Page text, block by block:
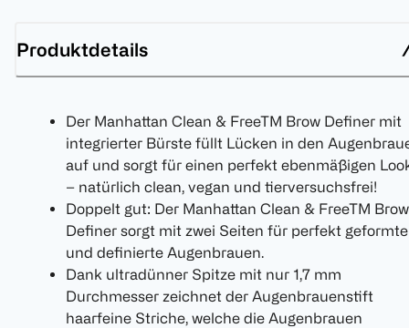
Produktdetails
Der Manhattan Clean & FreeTM Brow Definer mit
integrierter Bürste füllt Lücken in den
auf und sorgt für einen perfekt ebenmäßigen
– natürlich clean, vegan und tierversuchsfrei!
Doppelt gut: Der Manhattan Clean & FreeTM Brow
Definer sorgt mit zwei Seiten für perfekt geformte
und definierte Augenbrauen.
Dank ultradünner Spitze mit nur 1,7 mm
Durchmesser zeichnet der Augenbrauenstift
haarfeine Striche, welche die Augenbrauen